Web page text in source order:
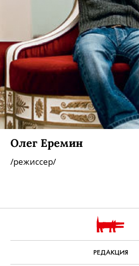
Олег Еремин
/режиссер/
РЕДАКЦИЯ